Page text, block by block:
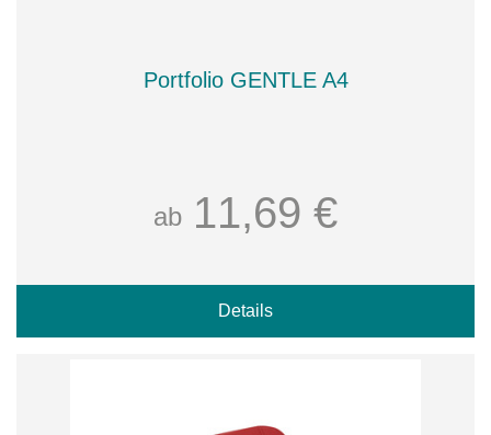
Portfolio GENTLE A4
ab 11,69 €
Details